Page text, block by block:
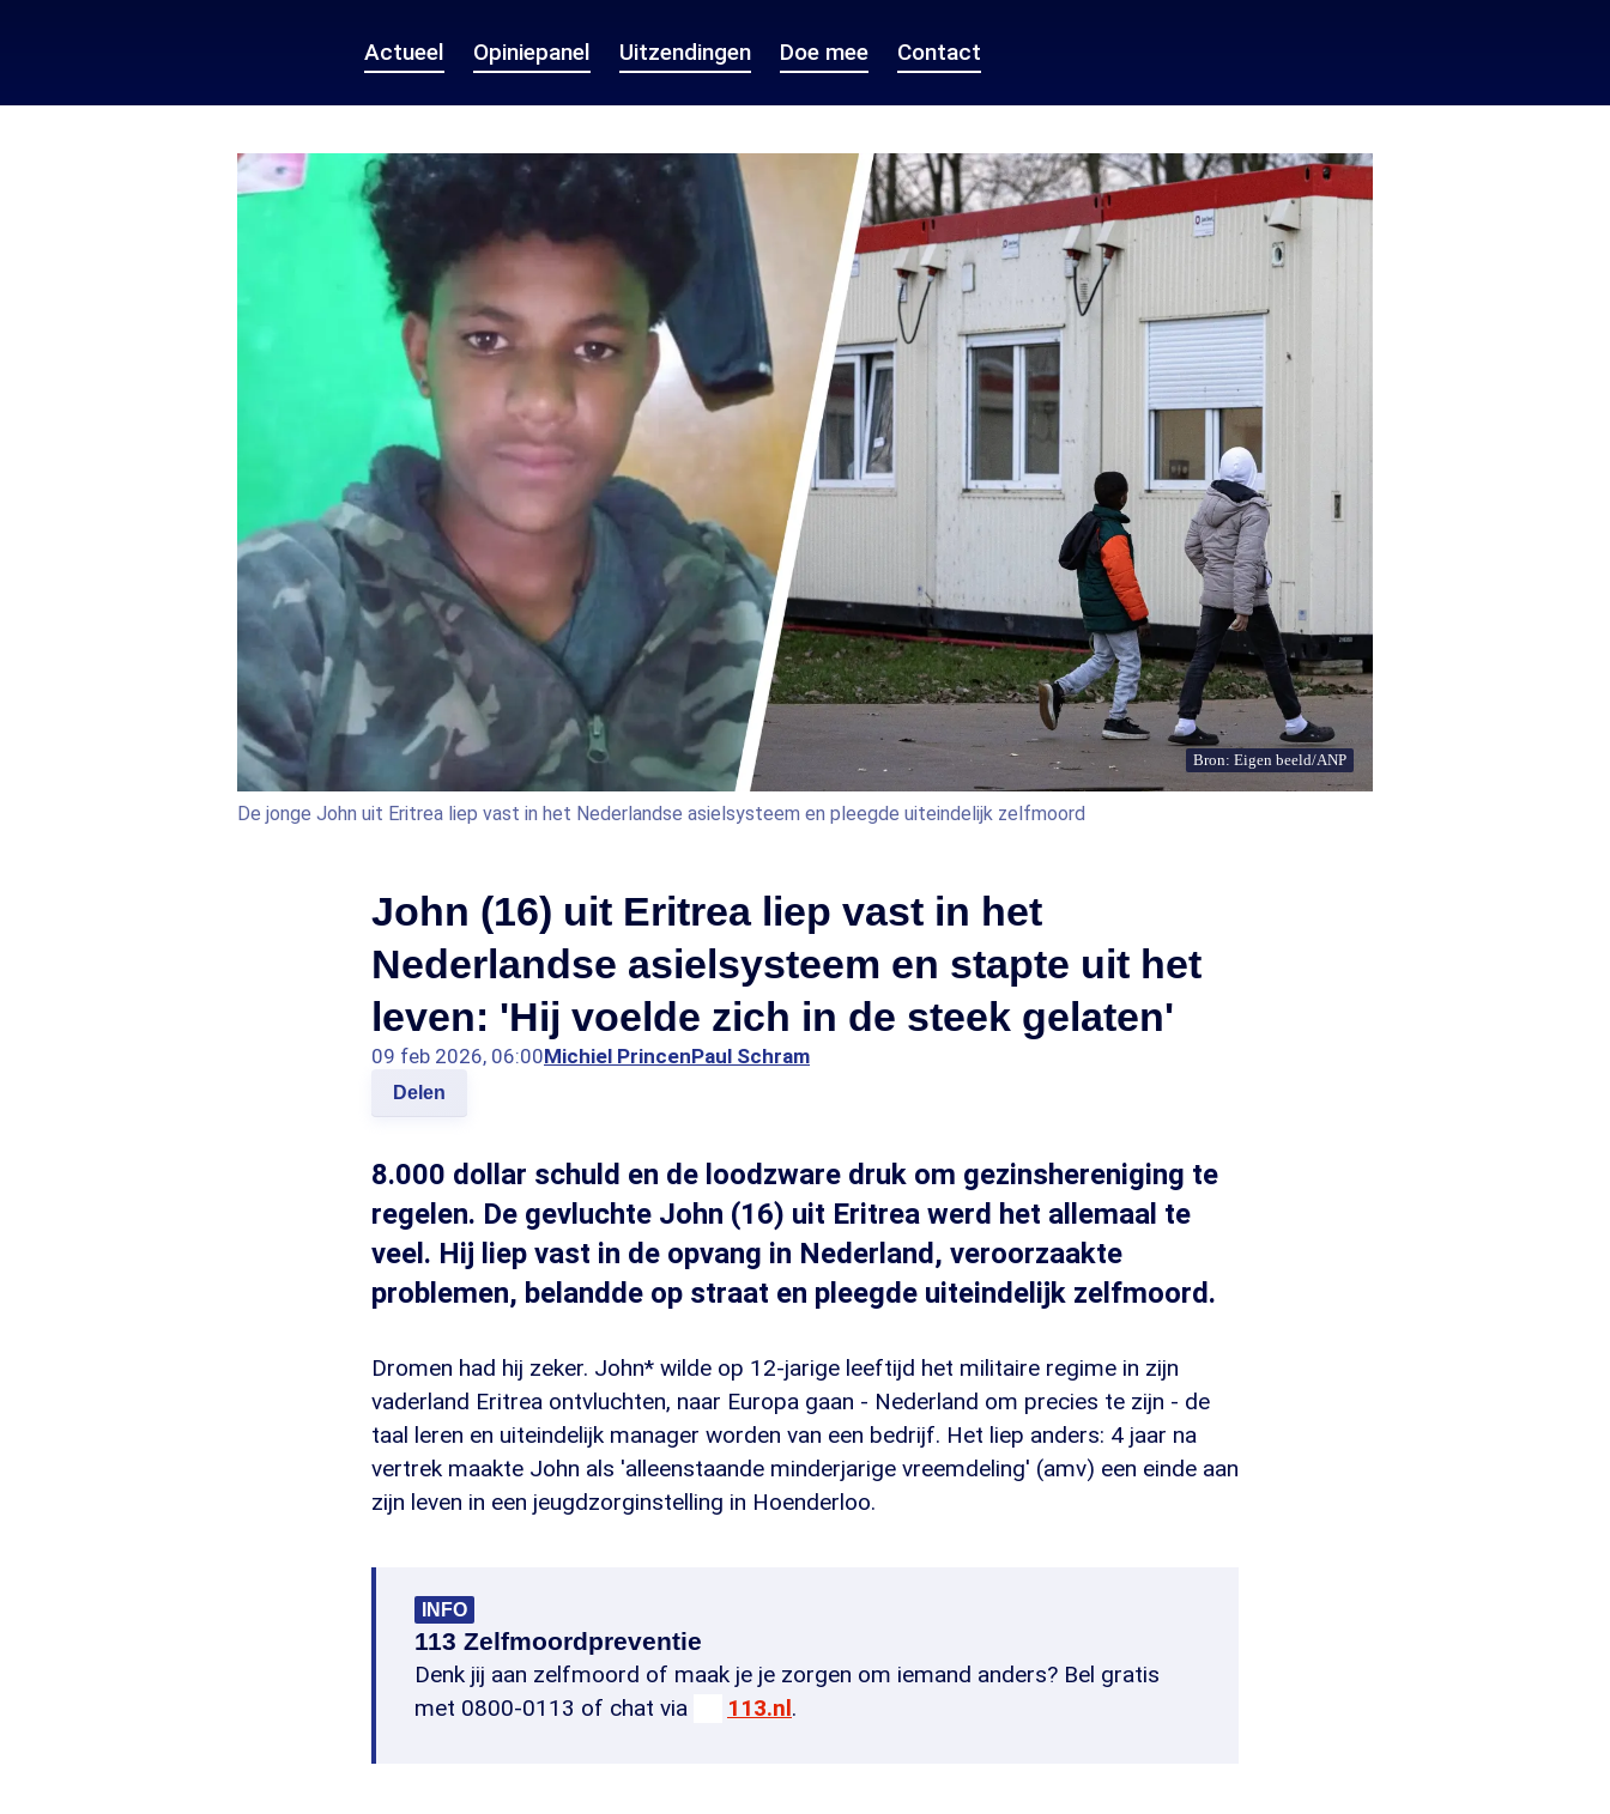
Actueel Opiniepanel Uitzendingen Doe mee Contact
Bron: Eigen beeld/ANP
De jonge John uit Eritrea liep vast in het Nederlandse asielsysteem en pleegde uiteindelijk zelfmoord
John (16) uit Eritrea liep vast in het
Nederlandse asielsysteem en stapte uit het
leven: 'Hij voelde zich in de steek gelaten'
09 feb 2026, 06:00Michiel PrincenPaul Schram
Delen
8.000 dollar schuld en de loodzware druk om gezinshereniging te
regelen. De gevluchte John (16) uit Eritrea werd het allemaal te
veel. Hij liep vast in de opvang in Nederland, veroorzaakte
problemen, belandde op straat en pleegde uiteindelijk zelfmoord.
Dromen had hij zeker. John* wilde op 12-jarige leeftijd het militaire regime in zijn
vaderland Eritrea ontvluchten, naar Europa gaan - Nederland om precies te zijn - de
taal leren en uiteindelijk manager worden van een bedrijf. Het liep anders: 4 jaar na
vertrek maakte John als 'alleenstaande minderjarige vreemdeling' (amv) een einde aan
zijn leven in een jeugdzorginstelling in Hoenderloo.
INFO
113 Zelfmoordpreventie
Denk jij aan zelfmoord of maak je je zorgen om iemand anders? Bel gratis
met 0800-0113 of chat via
113.nl.